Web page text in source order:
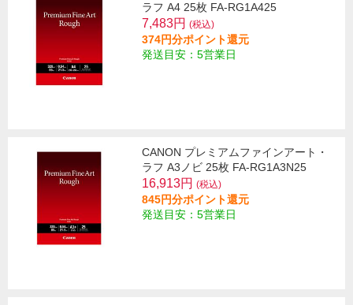
ラフ A4 25枚 FA-RG1A425
7,483円 (税込)
374円分ポイント還元
発送目安：5営業日
CANON プレミアムファインアート・
ラフ A3ノビ 25枚 FA-RG1A3N25
16,913円 (税込)
845円分ポイント還元
発送目安：5営業日